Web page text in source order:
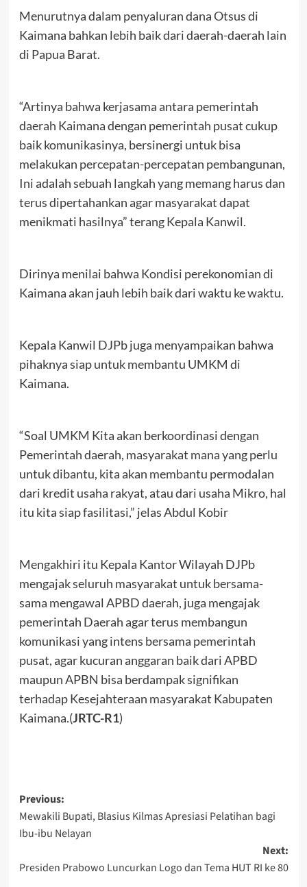
Menurutnya dalam penyaluran dana Otsus di
Kaimana bahkan lebih baik dari daerah-daerah lain
di Papua Barat.
“Artinya bahwa kerjasama antara pemerintah
daerah Kaimana dengan pemerintah pusat cukup
baik komunikasinya, bersinergi untuk bisa
melakukan percepatan-percepatan pembangunan,
Ini adalah sebuah langkah yang memang harus dan
terus dipertahankan agar masyarakat dapat
menikmati hasilnya” terang Kepala Kanwil.
Dirinya menilai bahwa Kondisi perekonomian di
Kaimana akan jauh lebih baik dari waktu ke waktu.
Kepala Kanwil DJPb juga menyampaikan bahwa
pihaknya siap untuk membantu UMKM di
Kaimana.
“Soal UMKM Kita akan berkoordinasi dengan
Pemerintah daerah, masyarakat mana yang perlu
untuk dibantu, kita akan membantu permodalan
dari kredit usaha rakyat, atau dari usaha Mikro, hal
itu kita siap fasilitasi,” jelas Abdul Kobir
Mengakhiri itu Kepala Kantor Wilayah DJPb
mengajak seluruh masyarakat untuk bersama-
sama mengawal APBD daerah, juga mengajak
pemerintah Daerah agar terus membangun
komunikasi yang intens bersama pemerintah
pusat, agar kucuran anggaran baik dari APBD
maupun APBN bisa berdampak signifikan
terhadap Kesejahteraan masyarakat Kabupaten
Kaimana.(JRTC-R1)
Post
navigation
Previous:
Mewakili Bupati, Blasius Kilmas Apresiasi Pelatihan bagi
Ibu-ibu Nelayan
Next:
Presiden Prabowo Luncurkan Logo dan Tema HUT RI ke 80